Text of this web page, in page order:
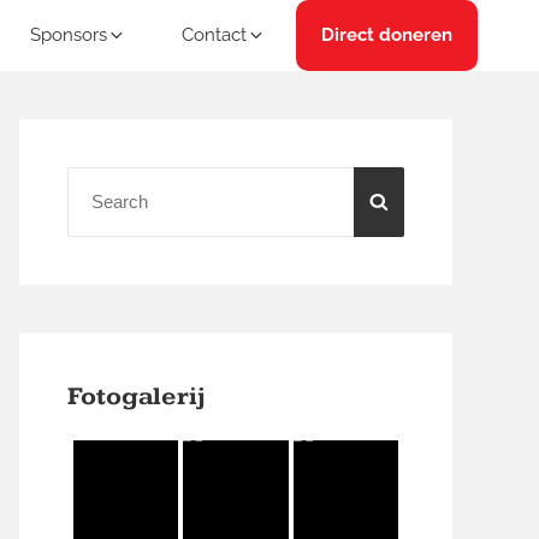
Sponsors Contact Direct doneren
Sidebar
Fotogalerij